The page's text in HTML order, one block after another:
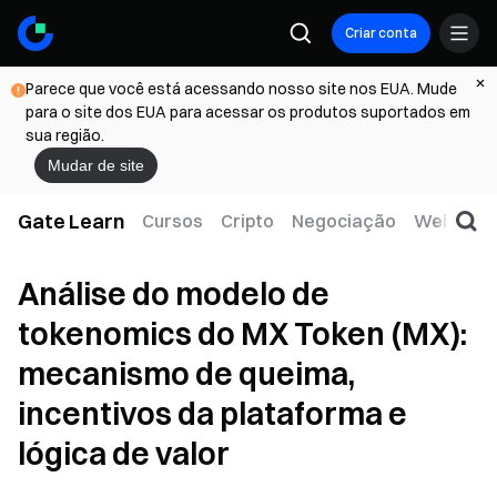
Criar conta
Parece que você está acessando nosso site nos EUA. Mude
para o site dos EUA para acessar os produtos suportados em
sua região.
Mudar de site
Gate Learn Cursos Cripto Negociação Web3
Análise do modelo de
tokenomics do MX Token (MX):
mecanismo de queima,
incentivos da plataforma e
lógica de valor